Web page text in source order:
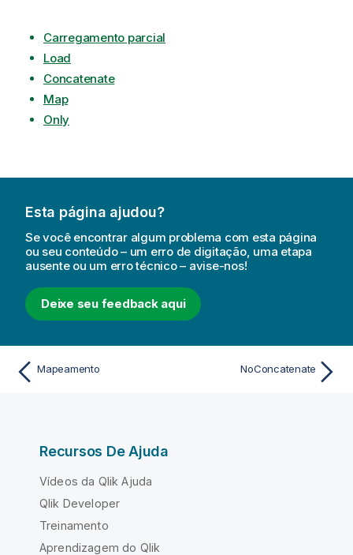
Carregamento parcial
Load
Concatenate
Map
Only
Esta página ajudou?
Se você encontrar algum problema com esta página
ou seu conteúdo – um erro de digitação, uma etapa
ausente ou um erro técnico – avise-nos!
Deixe seu feedback aqui
Mapeamento NoConcatenate
Recursos De Ajuda
Vídeos da Qlik Ajuda
Qlik Developer
Treinamento
Aprendizagem do Qlik